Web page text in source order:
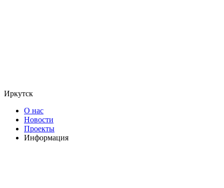
Иркутск
О нас
Новости
Проекты
Информация